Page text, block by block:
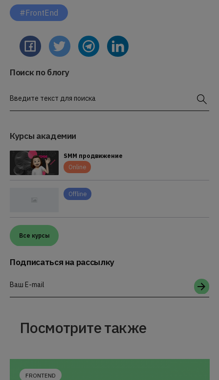
#FrontEnd
Поиск по блогу
Введите текст для поиска
Курсы академии
SMM продвижение
Online
Offline
Все курсы
Подписаться на рассылку
Ваш E-mail
Посмотрите также
FRONTEND